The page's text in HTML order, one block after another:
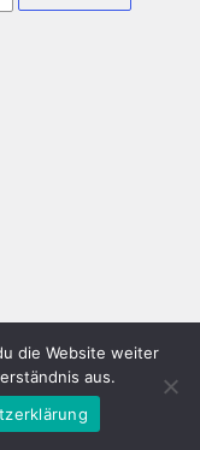
die Website weiter
aus.